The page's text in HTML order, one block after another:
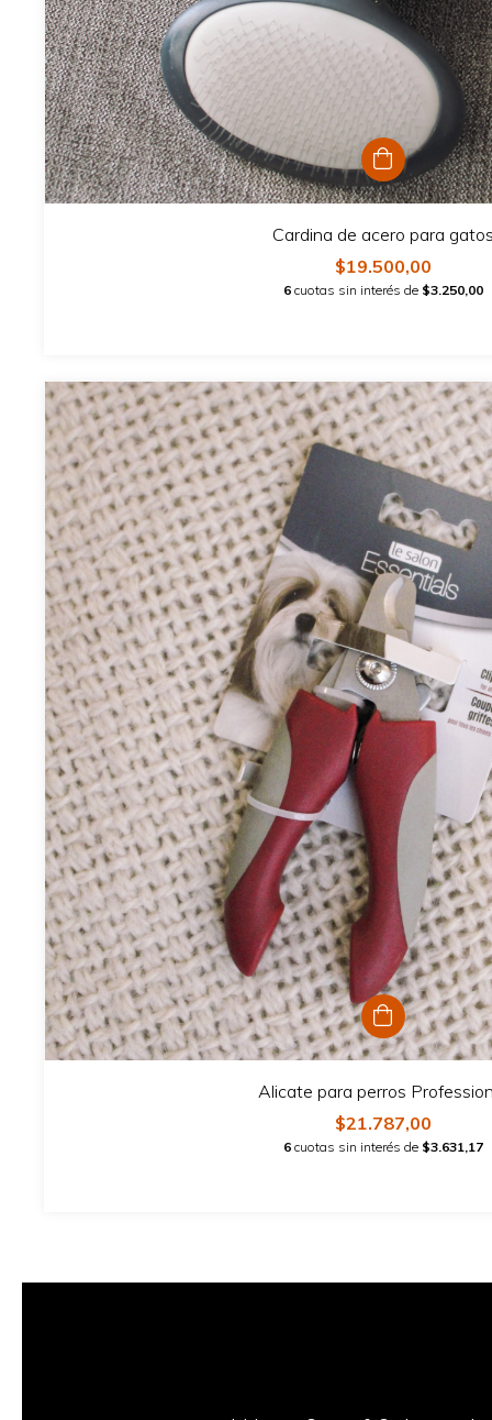
Cardina de acero para
$19.500,00
6 cuotas sin interés de $3.250,00
Alicate para perros
$21.787,00
6 cuotas sin interés de $3.631,17